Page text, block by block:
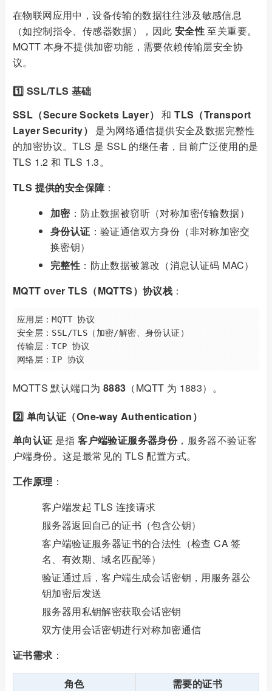
在物联网应用中，设备传输的数据往往涉及敏感信息
（如控制指令、传感器数据），因此 安全性至关重要。
MQTT 本身不提供加密功能，需要依赖传输层安全协
议。
1️⃣ SSL/TLS 基础
SSL（Secure Sockets Layer） 和TLS（Transport
Layer Security）
是为网络通信提供安全及数据完整性
的加密协议。TLS 是 SSL 的继任者，目前广泛使用的是
TLS 1.2 和 TLS 1.3。
TLS 提供的安全保障 ：
加密：防止数据被窃听（对称加密传输数据）
身份认证 ：验证通信双方身份（非对称加密交
换密钥）
完整性 ：防止数据被篡改（消息认证码 MAC）
MQTT over TLS（MQTTS）协议栈 ：
应用层：MQTT 协议
安全层：SSL/TLS（加密/解密、身份认证）
传输层：TCP 协议
MQTTS 默认端口为 8883 （MQTT 为 1883）。
2️⃣ 单向认证（One-way Authentication）
单向认证 是指客户端验证服务器身份，服务器不验证客
户端身份。这是最常见的 TLS 配置方式。
工作原理 ：
客户端发起 TLS 连接请求
服务器返回自己的证书（包含公钥）
客户端验证服务器证书的合法性（检查 CA 签
名、有效期、域名匹配等）
验证通过后，客户端生成会话密钥，用服务器公
钥加密后发送
服务器用私钥解密获取会话密钥
双方使用会话密钥进行对称加密通信
证书需求 ：
角色
需要的证书